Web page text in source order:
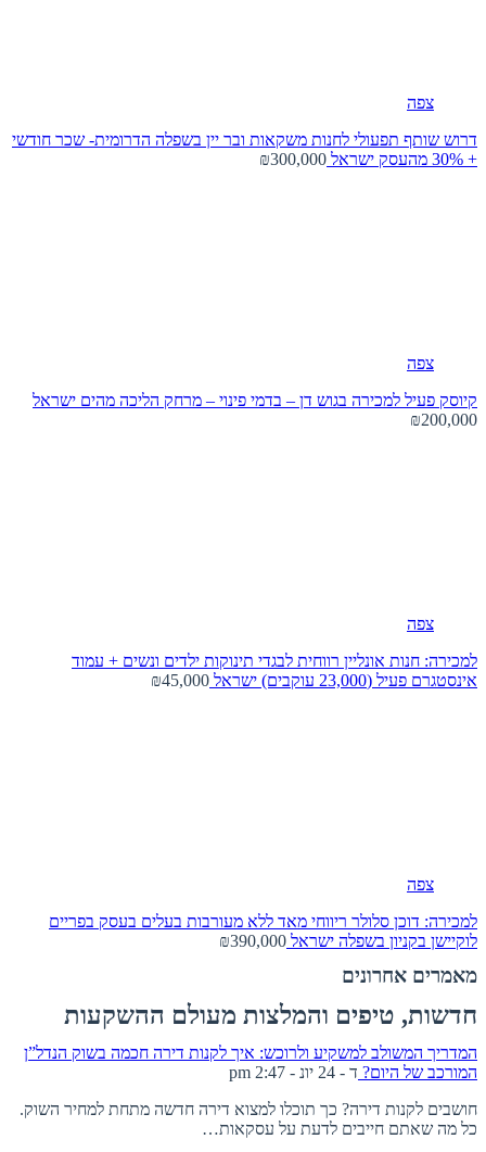
צפה
דרוש שותף תפעולי לחנות משקאות ובר יין בשפלה הדרומית- שכר חודשי
+ 30% מהעסק
ישראל ₪300,000
צפה
קיוסק פעיל למכירה בגוש דן – בדמי פינוי – מרחק הליכה מהים ישראל
₪200,000
צפה
למכירה: חנות אונליין רווחית לבגדי תינוקות ילדים ונשים + עמוד
אינסטגרם פעיל (23,000 עוקבים)
ישראל ₪45,000
צפה
למכירה: דוכן סלולר ריווחי מאד ללא מעורבות בעלים בעסק בפריים
לוקיישן בקניון בשפלה ישראל ₪390,000
מאמרים אחרונים
חדשות, טיפים והמלצות מעולם ההשקעות
המדריך המשולב למשקיע ולרוכש: איך לקנות דירה חכמה בשוק הנדל”ן
המורכב של היום? ד - 24 יונ - 2:47 pm
חושבים לקנות דירה? כך תוכלו למצוא דירה חדשה מתחת למחיר השוק.
כל מה שאתם חייבים לדעת על עסקאות…